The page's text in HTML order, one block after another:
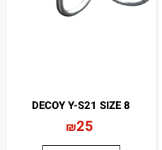
DECOY Y-S21 SIZE 8
₪25